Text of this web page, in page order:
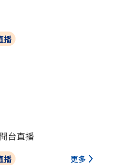
播
台直播
播 更多